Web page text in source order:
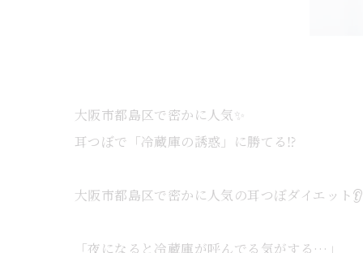
大阪市都島区で密かに人気✨
耳つぼで「冷蔵庫の誘惑」に勝てる⁉
大阪市都島区で密かに人気の耳つぼダイエット
「夜になると冷蔵庫が呼んでる気がする…」